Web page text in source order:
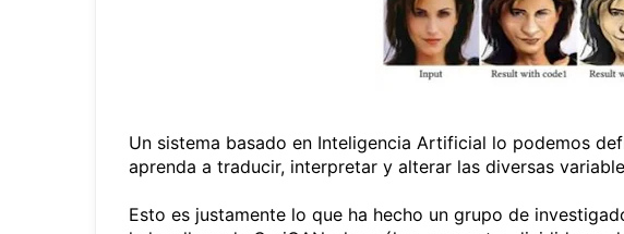
Un sistema basado en Inteligencia Artificial lo podemos
aprenda a traducir, interpretar y alterar las diversas
Esto es justamente lo que ha hecho un grupo de